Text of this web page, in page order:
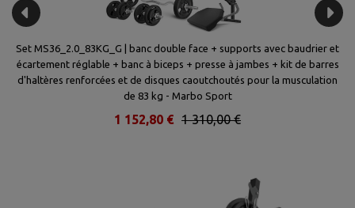
Set MS36_2.0_83KG_G | banc double face + supports avec baudrier et
écartement réglable + banc à biceps + presse à jambes + kit de barres
d'haltères renforcées et de disques caoutchoutés pour la musculation
de 83 kg - Marbo Sport
1 310,00 €
1 152,80 €